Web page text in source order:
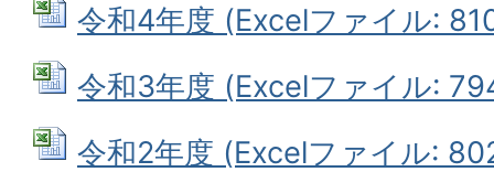
令和4年度 (Excelファイル:
令和3年度 (Excelファイル:
令和2年度 (Excelファイル: